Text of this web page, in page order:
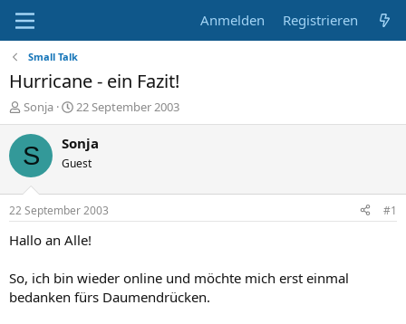
Anmelden Registrieren
Small Talk
Hurricane - ein Fazit!
E
r
s
t
e
r
Sonja
E
r
s
e
t
a
22 September 2003
S Sonja
Guest
22 September 2003 #1
Hallo an Alle!
So, ich bin wieder online und möchte mich erst einmal
bedanken fürs Daumendrücken.